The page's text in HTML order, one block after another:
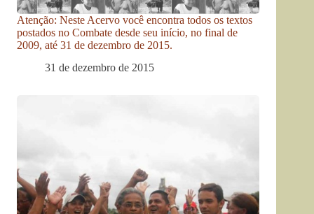
Atenção: Neste Acervo você encontra todos os textos
postados no Combate desde seu início, no final de
2009, até 31 de dezembro de 2015.
31 de dezembro de 2015